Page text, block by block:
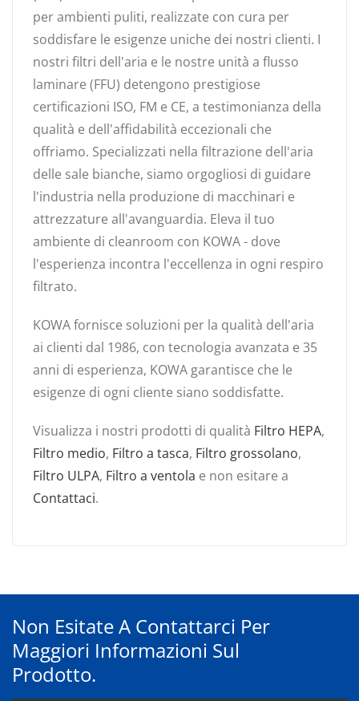
per ambienti puliti, realizzate con cura per
soddisfare le esigenze uniche dei nostri clienti. I
nostri filtri dell'aria e le nostre unità a flusso
laminare (FFU) detengono prestigiose
certificazioni ISO, FM e CE, a testimonianza della
qualità e dell'affidabilità eccezionali che
offriamo. Specializzati nella filtrazione dell'aria
delle sale bianche, siamo orgogliosi di guidare
l'industria nella produzione di macchinari e
attrezzature all'avanguardia. Eleva il tuo
ambiente di cleanroom con KOWA - dove
l'esperienza incontra l'eccellenza in ogni respiro
filtrato.
KOWA fornisce soluzioni per la qualità dell'aria
ai clienti dal 1986, con tecnologia avanzata e 35
anni di esperienza, KOWA garantisce che le
esigenze di ogni cliente siano soddisfatte.
Visualizza i nostri prodotti di qualità Filtro HEPA,
Filtro medio, Filtro a tasca, Filtro grossolano,
Filtro ULPA, Filtro a ventola e non esitare a
Contattaci.
Non Esitate A Contattarci Per
Maggiori Informazioni Sul
Prodotto.